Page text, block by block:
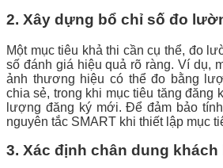
2. Xây dựng bổ chỉ số đo
Một mục tiêu khả thi cần cụ thể, đo
số đánh giá hiệu quả rõ ràng. Ví dụ,
ảnh thương hiệu có thể đo bằng
chia sẻ, trong khi mục tiêu tăng đăng
lượng đăng ký mới. Để đảm bảo
nguyên tắc SMART khi thiết lập mục
3. Xác định chân dung khách